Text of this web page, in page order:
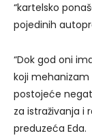
“kartelsko
pojedinih
“Dok god oni
koji
postojeće
za istraživanja i
preduzeća Eda.